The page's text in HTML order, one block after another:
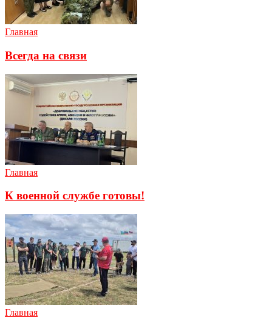
Главная
Всегда на связи
Главная
К военной службе готовы!
Главная